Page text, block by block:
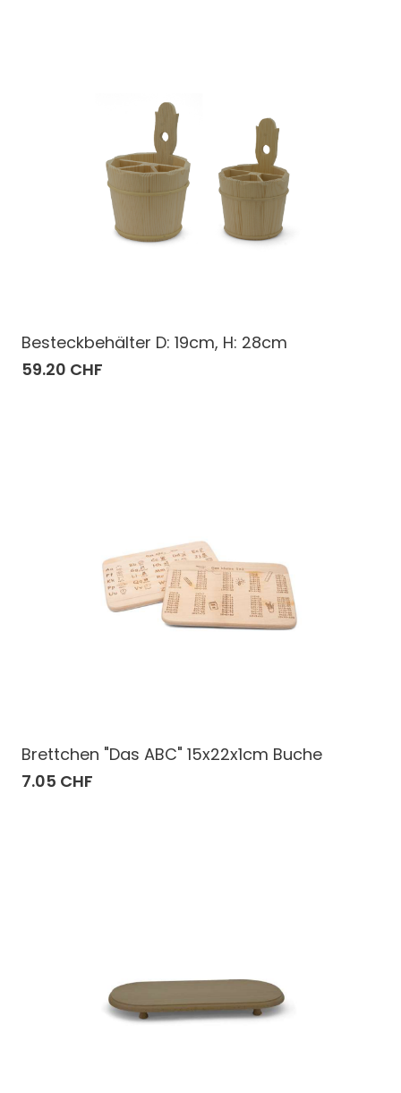
Besteckbehälter D: 19cm, H: 28cm
59.20 CHF
Brettchen "Das ABC" 15x22x1cm Buche
7.05 CHF